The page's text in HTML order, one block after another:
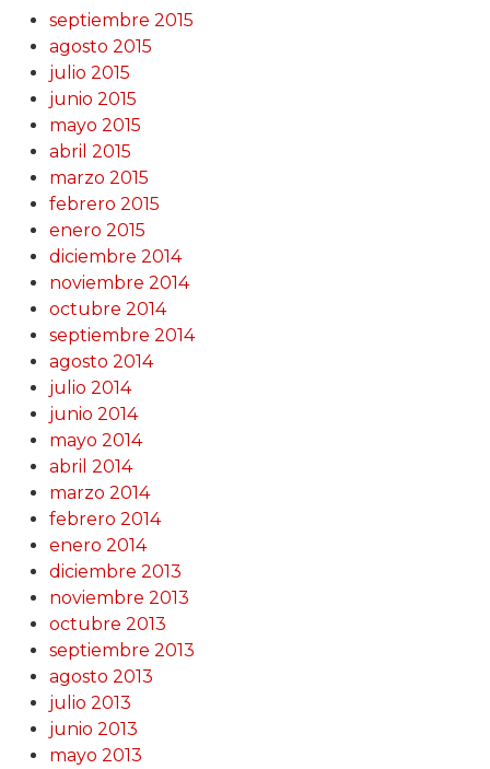
septiembre 2015
agosto 2015
julio 2015
junio 2015
mayo 2015
abril 2015
marzo 2015
febrero 2015
enero 2015
diciembre 2014
noviembre 2014
octubre 2014
septiembre 2014
agosto 2014
julio 2014
junio 2014
mayo 2014
abril 2014
marzo 2014
febrero 2014
enero 2014
diciembre 2013
noviembre 2013
octubre 2013
septiembre 2013
agosto 2013
julio 2013
junio 2013
mayo 2013